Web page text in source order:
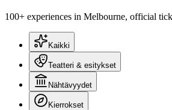
100+ experiences in Melbourne, official
Kaikki
Teatteri & esitykset
Nähtävyydet
Kierrokset